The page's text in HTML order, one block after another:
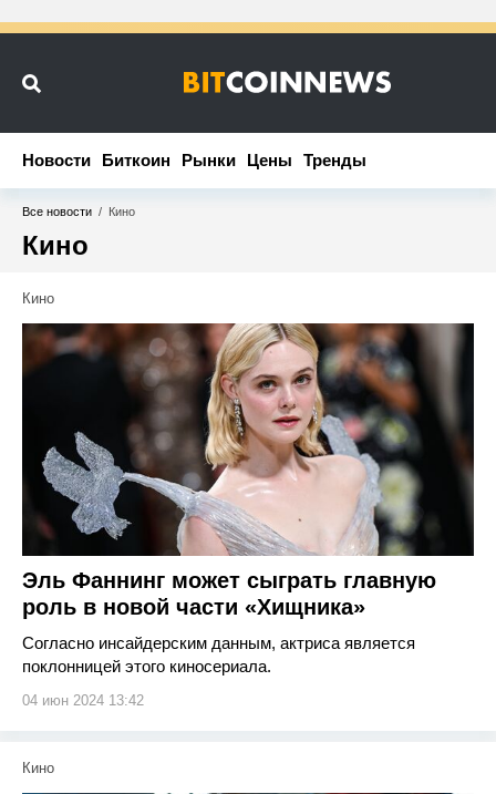
Новости Биткоин Рынки Цены Тренды
Новости Биткоин Рынки Цены Тренды
Все новости / Кино
Кино
Кино
Эль Фаннинг может сыграть главную
роль в новой части «Хищника»
Согласно инсайдерским данным, актриса является
поклонницей этого киносериала.
04 июн 2024 13:42
Кино